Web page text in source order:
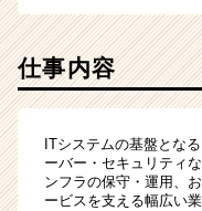
仕事内容
ITシステムの基盤とな
ーバー・セキュリティ
ンフラの保守・運用、
ービスを支える幅広い